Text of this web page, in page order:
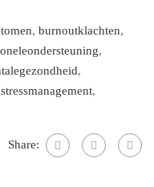
, burnoutklachten,
,
,
stressmanagement,
Share: